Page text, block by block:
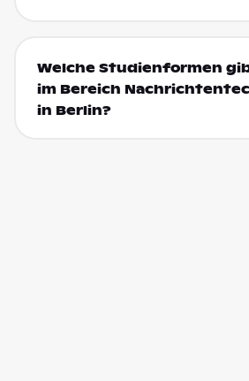
Welche Studienformen
im Bereich
in Berlin?